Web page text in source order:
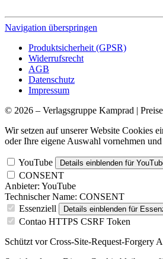
Navigation überspringen
Produktsicherheit (GPSR)
Widerrufsrecht
AGB
Datenschutz
Impressum
© 2026 – Verlagsgruppe Kamprad |
Wir setzen auf unserer Website Cookies
oder Ihre eigene Auswahl vornehmen
YouTube Details einblenden für
CONSENT
Anbieter: YouTube
Technischer Name: CONSENT
Essenziell
Details einblenden für
Contao HTTPS CSRF Token
Schützt vor Cross-Site-Request-Forgery